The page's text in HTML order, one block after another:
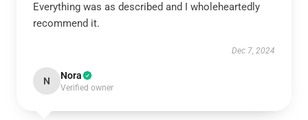
Everything was as described and I wholeheartedly
recommend it.
Dec 7, 2024
N Nora
Verified owner